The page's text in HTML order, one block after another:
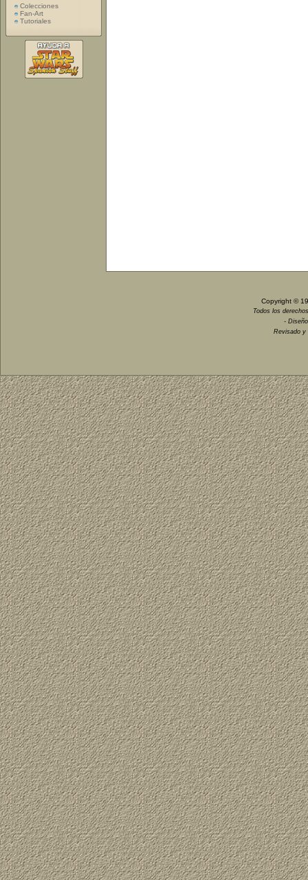
Colecciones
Fan-Art
Tutoriales
Copyright ©
Todos los
-
Revisado y